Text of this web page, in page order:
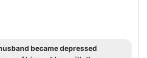
became depressed